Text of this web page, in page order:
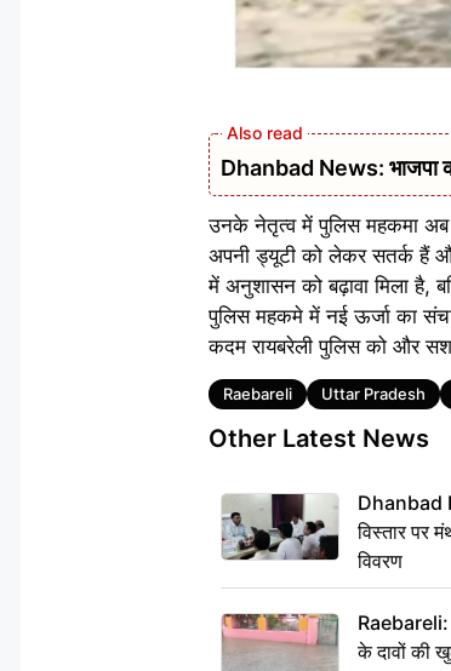
Dhanbad News: भाजपा
उनके नेतृत्व में पुलिस महकमा अब
अपनी ड्यूटी को लेकर सतर्क हैं
में अनुशासन को बढ़ावा मिला है,
पुलिस महकमे में नई ऊर्जा का
कदम रायबरेली पुलिस को और
Tags
Raebareli Uttar Pradesh
Other Latest News
Dhanbad
विस्तार पर
विवरण
Raebareli:
के दावों की